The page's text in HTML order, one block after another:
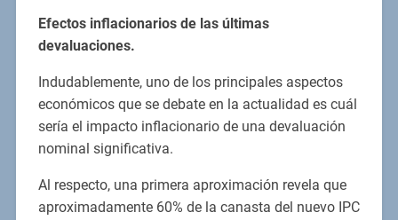
Efectos inflacionarios de las últimas
devaluaciones.
Indudablemente, uno de los principales aspectos
económicos que se debate en la actualidad es cuál
sería el impacto inflacionario de una devaluación
nominal significativa.
Al respecto, una primera aproximación revela que
aproximadamente 60% de la canasta del nuevo IPC